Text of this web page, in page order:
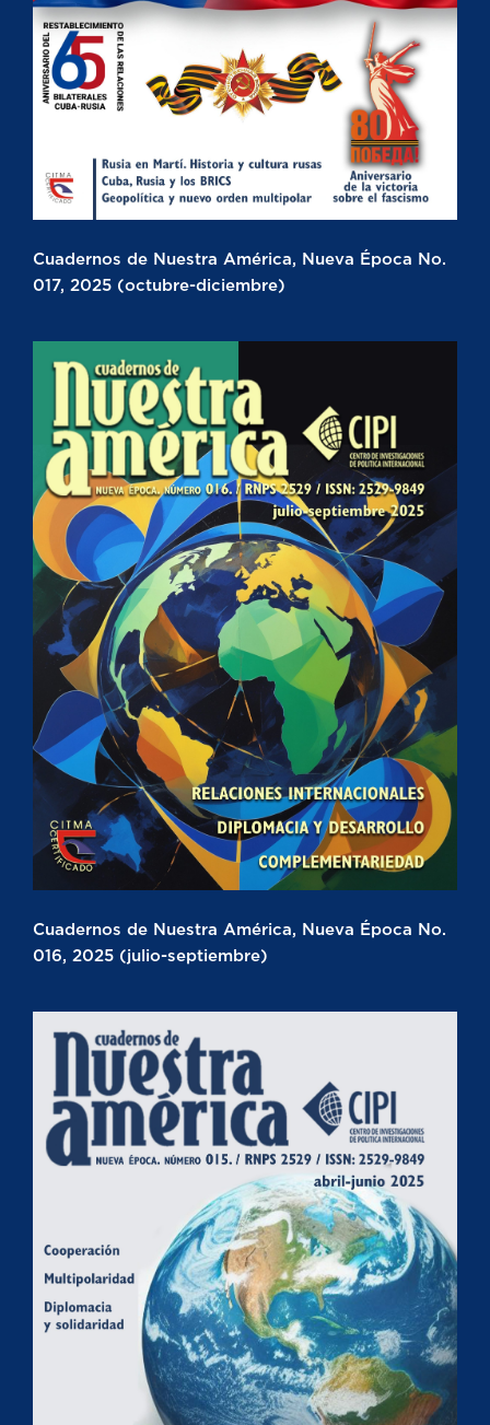
Cuadernos de Nuestra América, Nueva Época No.
017, 2025 (octubre-diciembre)
Cuadernos de Nuestra América, Nueva Época No.
016, 2025 (julio-septiembre)